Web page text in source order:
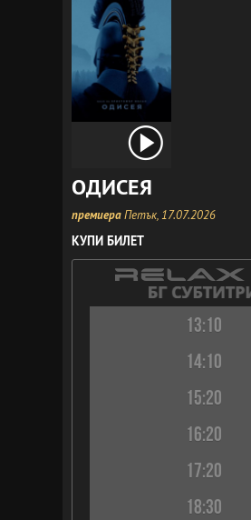
ОДИСЕЯ
премиераПетък, 17.07.2026
КУПИ БИЛЕТ
13:10
14:10
15:20
16:20
17:20
18:30